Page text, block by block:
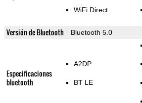
WiFi Direct
Versión de Bluetooth Bluetooth 5.0
Especificaciones
bluetooth
A2DP
BT LE